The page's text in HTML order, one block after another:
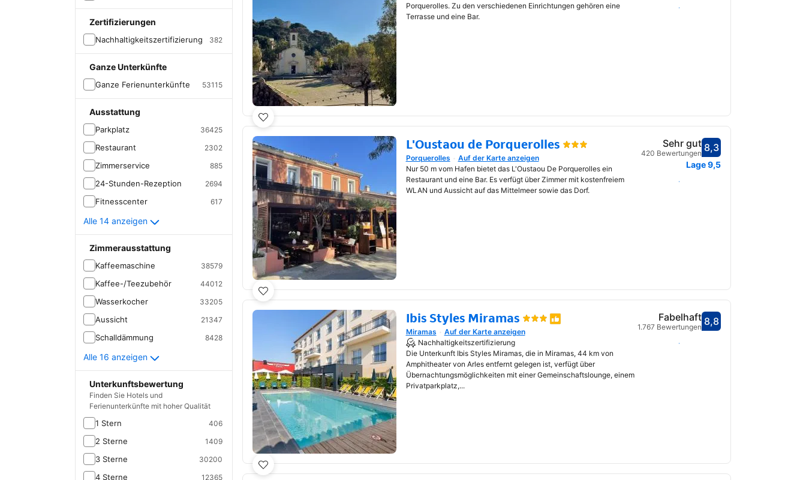
Zertifizierungen
Nachhaltigkeitszertifizierung 382
Ganze Unterkünfte
Ganze Ferienunterkünfte 53115
Ausstattung
Parkplatz 36425
Restaurant 2302
Zimmerservice 885
24-Stunden-Rezeption 2694
Fitnesscenter 617
Alle 14 anzeigen
Zimmerausstattung
Kaffeemaschine 38579
Kaffee-/Teezubehör 44012
Wasserkocher 33205
Aussicht 21347
Schalldämmung 8428
Alle 16 anzeigen
Unterkunftsbewertung
Finden Sie Hotels und
Ferienunterkünfte mit hoher Qualität
1 Stern 406
2 Sterne 1409
3 Sterne 30200
4 Sterne 12365
Porquerolles. Zu den verschiedenen Einrichtungen gehören eine
Terrasse und eine Bar.
Daten auswählen
L'Oustaou de Porquerolles
Wird in neuem Fenster geöffnet
Porquerolles
Auf der Karte anzeigen
Nur 50 m vom Hafen bietet das L'Oustaou De Porquerolles ein
Restaurant und eine Bar. Es verfügt über Zimmer mit kostenfreiem
WLAN und Aussicht auf das Mittelmeer sowie das Dorf.
Bewertet mit 8,3
8,3
Sehr gut
420 Bewertungen
Lage9,5
Daten auswählen
Ibis Styles Miramas
Wird in neuem Fenster geöffnet
Miramas
Auf der Karte anzeigen
Nachhaltigkeitszertifizierung
Die Unterkunft Ibis Styles Miramas, die in Miramas, 44 km von
Amphitheater von Arles entfernt gelegen ist, verfügt über
Übernachtungsmöglichkeiten mit einer Gemeinschaftslounge, einem
Privatparkplatz,...
Bewertet mit 8,8
8,8
Fabelhaft
1.767 Bewertungen
Daten auswählen